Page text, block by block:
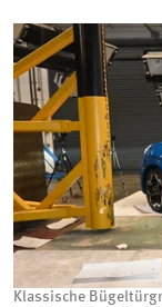
Klassische